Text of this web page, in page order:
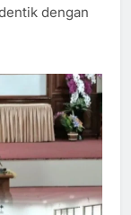
dengan